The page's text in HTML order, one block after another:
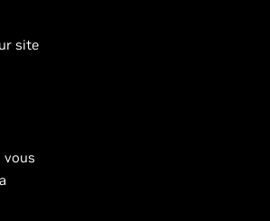
site
vous